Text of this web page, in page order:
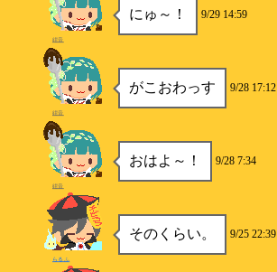
にゅ～！ 9/29 14:59
紺音
がこおわっす 9/28 17:12
紺音
おはよ～！ 9/28 7:34
紺音
そのくらい。 9/25 22:39
らるふ